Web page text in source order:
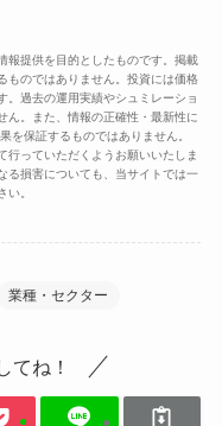
報提供を目的としたものです。掲載
ものではありません。投資には価格
。過去の運用実績やシュミレーショ
ん。また、情報の正確性・最新性に
を保証するものではありません。
行っていただくようお願いいたしま
る損害についても、当サイトでは一
い。
業種・セクター
てね！